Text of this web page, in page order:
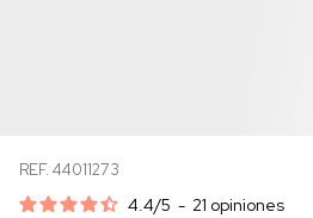
REF. 44011273
4.4/5 - 21 opiniones